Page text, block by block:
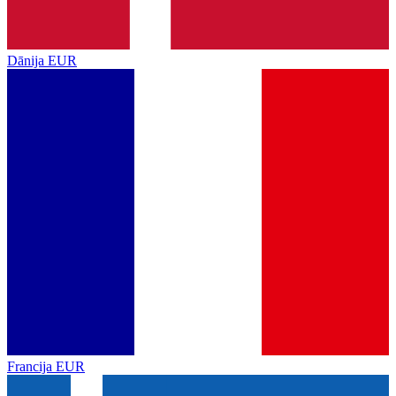
Dānija EUR
Francija EUR